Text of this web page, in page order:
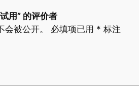
用” 的评价者
被公开。
必填项已用 * 标注